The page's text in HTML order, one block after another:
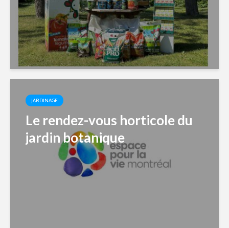
JARDINAGE
Le rendez-vous horticole du
jardin botanique